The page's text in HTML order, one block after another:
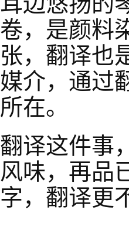
卷，是颜料
张，翻译也
媒介，通过
所在。
翻译这件事
风味，再品
字，翻译更